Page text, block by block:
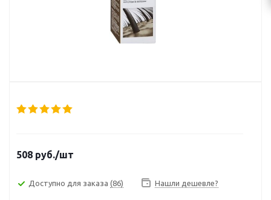
508 руб./шт
Доступно для заказа (86) Нашли дешевле?